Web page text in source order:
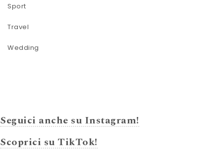
Sport
Travel
Wedding
Seguici anche su Instagram!
Scoprici su TikTok!